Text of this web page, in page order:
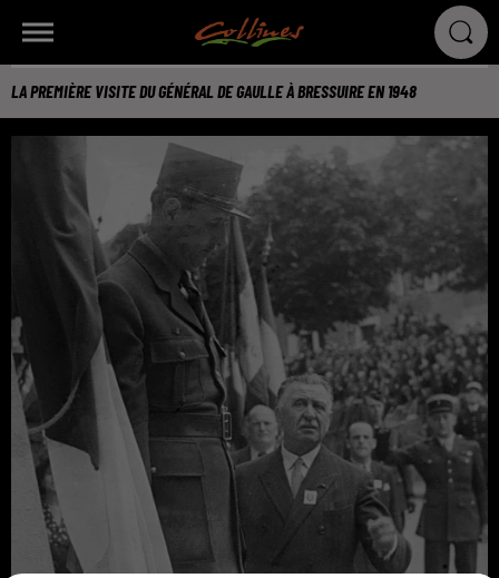
LA PREMIÈRE VISITE DU GÉNÉRAL DE GAULLE À BRESSUIRE EN 1948